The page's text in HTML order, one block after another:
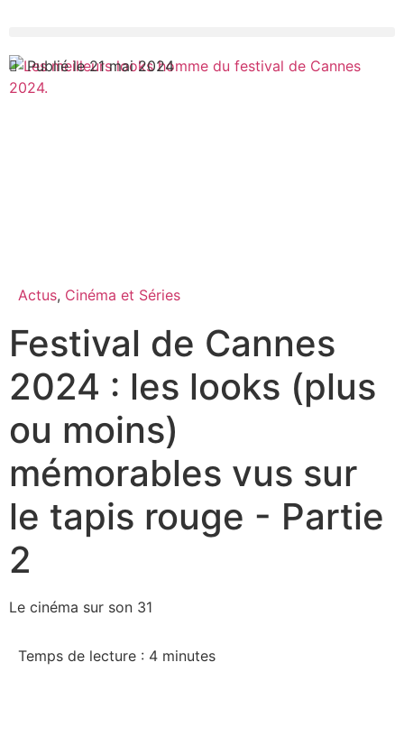
Actus, Cinéma et Séries
Festival de Cannes
2024 : les looks (plus
ou moins)
mémorables vus sur
le tapis rouge - Partie
2
Le cinéma sur son 31
Temps de lecture : 4 minutes
Publié le 21 mai 2024